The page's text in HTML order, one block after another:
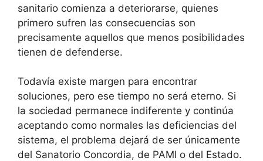
sanitario comienza a deteriorarse, quienes
primero sufren las consecuencias son
precisamente aquellos que menos posibilidades
tienen de defenderse.
Todavía existe margen para encontrar
soluciones, pero ese tiempo no será eterno. Si
la sociedad permanece indiferente y continúa
aceptando como normales las deficiencias del
sistema, el problema dejará de ser únicamente
del Sanatorio Concordia, de PAMI o del Estado.